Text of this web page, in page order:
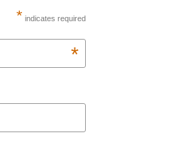
* indicates required
*